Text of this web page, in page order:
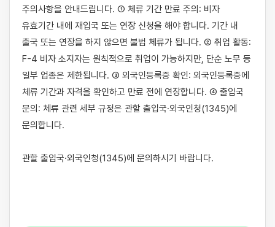
주의사항을 안내드립니다. ① 체류 기간 만료 주의: 비자
유효기간 내에 재입국 또는 연장 신청을 해야 합니다. 기간 내
출국 또는 연장을 하지 않으면 불법 체류가 됩니다. ② 취업 활동:
F-4 비자 소지자는 원칙적으로 취업이 가능하지만, 단순 노무 등
일부 업종은 제한됩니다. ③ 외국인등록증 확인: 외국인등록증에
체류 기간과 자격을 확인하고 만료 전에 연장합니다. ④ 출입국
문의: 체류 관련 세부 규정은 관할 출입국·외국인청(1345)에
문의합니다.
관할 출입국·외국인청(1345)에 문의하시기 바랍니다.